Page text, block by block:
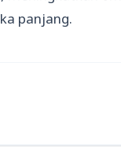
panjang.